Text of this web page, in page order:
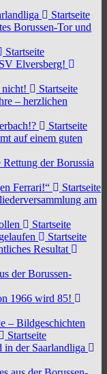
Startseite
Borussen-Tor und
Startseite
Elversberg!
nicht!
Startseite
– herzlichen
Startseite
auf einem guten
der Borussia
Ferrari!“
Startseite
am
Startseite
Startseite
Resultat
der Borussen-
1966 wird 85!
– Bildgeschichten
Startseite
der Saarlandliga